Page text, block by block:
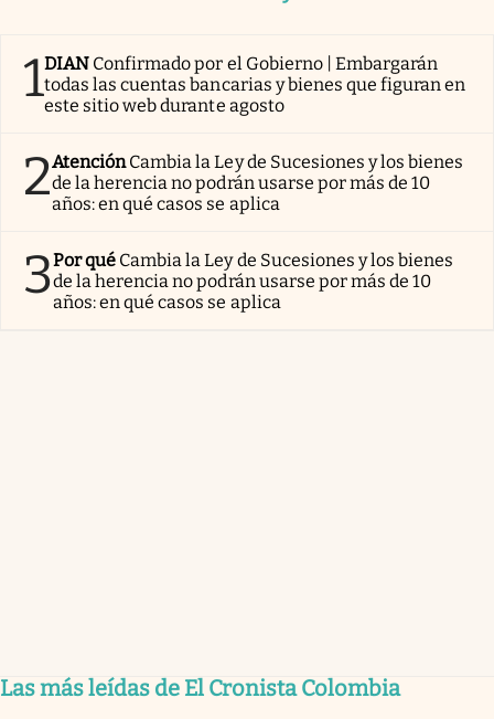
1DIAN Confirmado por el Gobierno | Embargarán
todas las cuentas bancarias y bienes que figuran en
este sitio web durante agosto
2AtenciónCambia la Ley de Sucesiones y los bienes
de la herencia no podrán usarse por más de 10
años: en qué casos se aplica
3Por qué Cambia la Ley de Sucesiones y los bienes
de la herencia no podrán usarse por más de 10
años: en qué casos se aplica
Las más leídas de El Cronista Colombia